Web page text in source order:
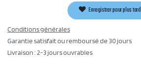
Enregistrer pour plus tard
Conditions générales
Garantie satisfait ou remboursé de 30 jours
Livraison : 2-3 jours ouvrables